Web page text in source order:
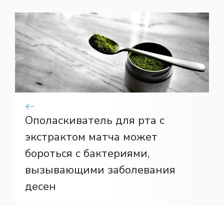
Ополаскиватель для рта с
экстрактом матча может
бороться с бактериями,
вызывающими заболевания
десен